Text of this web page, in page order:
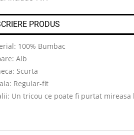
PRODUS
100% Bumbac
Alb
Scurta
Regular-fit
Un tricou ce poate fi purtat